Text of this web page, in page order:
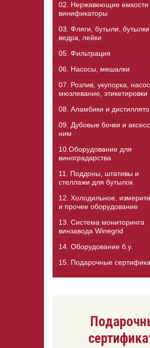
02. Нержавеющие емкости
винификаторы
03. Фляги, бутыли, бутылки,
ведра, лейки
05. Фильтрация
06. Насосы, мешалки
07. Розлив, укупорка,
мюзлевание, этикетировки
08. Аламбики и
09. Дубовые бочки и
ним
10.Оборудование для
виноградарства
11. Поддоны, штативы и
стеллажи для бутылок
12. Холодильное,
и прочее оборудование
13. Cистема мониторинга
винзавода Winegrid
14. Оборудование б.у.
15. Подарочные